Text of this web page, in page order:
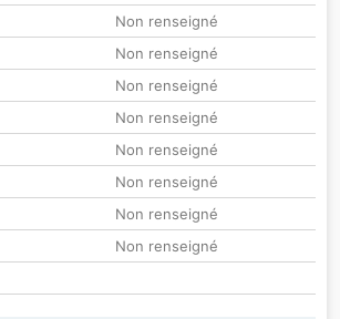
Non renseigné
Non renseigné
Non renseigné
Non renseigné
Non renseigné
Non renseigné
Non renseigné
Non renseigné